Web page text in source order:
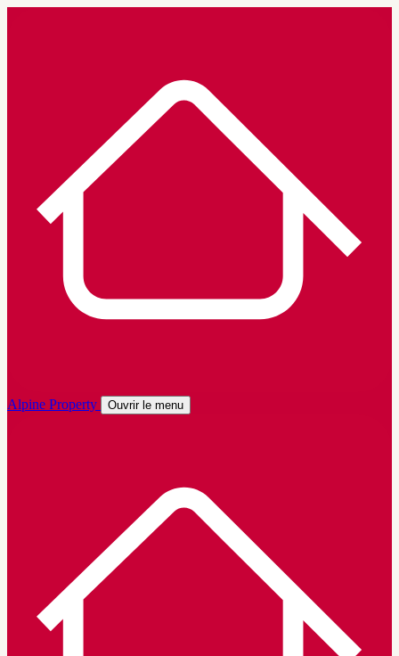
Alpine Property Ouvrir le menu